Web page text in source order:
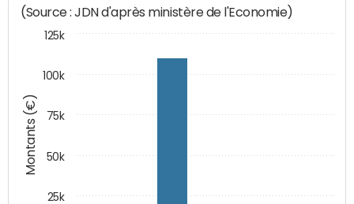
Montants (€)
(Source : JDN d'après ministère de l'Economie)
25k
50k
75k
100k
125k